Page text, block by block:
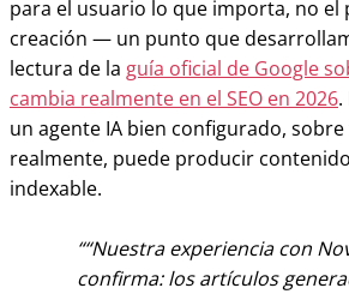
para el usuario lo que importa, no el
creación — un punto que
lectura de la guía oficial de Google
cambia realmente en el SEO en 2026
un agente IA bien configurado,
realmente, puede producir
indexable.
“Nuestra experiencia con
confirma: los artículos